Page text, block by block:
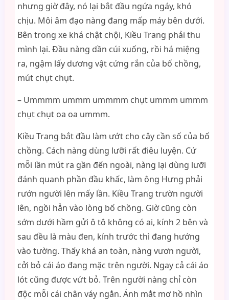
nhưng giờ đây, nó lại bắt đầu ngứa ngáy, khó
chịu. Môi âm đạo nàng đang mấp máy bên dưới.
Bên trong xe khá chật chội, Kiều Trang phải thu
mình lại. Đầu nàng dần cúi xuống, rồi há miệng
ra, ngậm lấy dương vật cứng rắn của bố chồng,
mút chụt chụt.
– Ummmm ummm ummmm chụt ummm ummm
chụt chụt oa oa ummm.
Kiều Trang bắt đầu làm ướt cho cây cần số của bố
chồng. Cách nàng dùng lưỡi rất điêu luyện. Cứ
mỗi lần mút ra gần đến ngoài, nàng lại dùng lưỡi
đánh quanh phần đầu khấc, làm ông Hưng phải
rướn người lên mấy lần. Kiều Trang trườn người
lên, ngồi hẳn vào lòng bố chồng. Giờ cũng còn
sớm dưới hầm gửi ô tô không có ai, kính 2 bên và
sau đều là màu đen, kính trước thì đang hướng
vào tường. Thấy khá an toàn, nàng vươn người,
cởi bỏ cái áo đang mặc trên người. Ngay cả cái áo
lót cũng được vứt bỏ. Trên người nàng chỉ còn
độc mỗi cái chân váy ngắn. Ánh mắt mơ hồ nhìn